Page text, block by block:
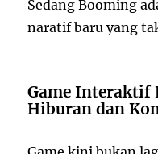
Sedang Booming
naratif baru yang
Game Interaktif
Hiburan dan